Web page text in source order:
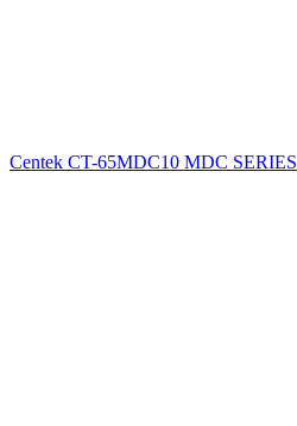
Centek CT-65MDC10 MDC SERIES